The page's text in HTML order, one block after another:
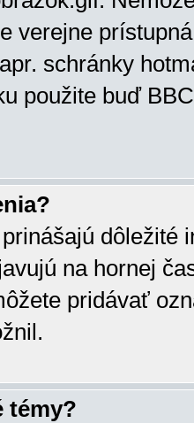
verejne
schránky
použite buď
dôležité
na hornej
pridávať
témy?